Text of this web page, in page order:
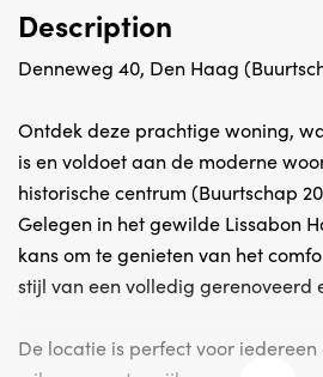
Description
Denneweg 40, Den Haag
Ontdek deze prachtige woning,
is en voldoet aan de moderne
historische centrum (Buurtschap
Gelegen in het gewilde Lissabon
kans om te genieten van het
stijl van een volledig gerenoveerd
De locatie is perfect voor